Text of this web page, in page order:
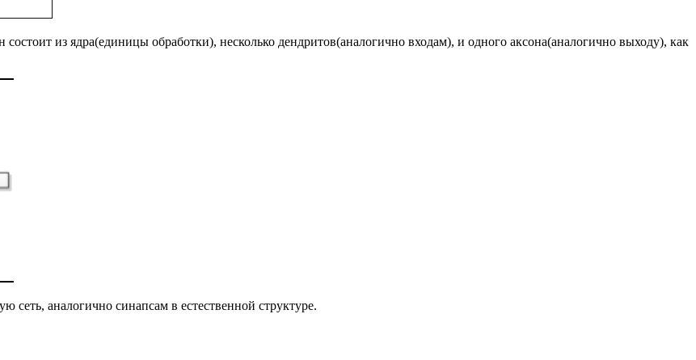
из ядра(единицы обработки), несколько дендритов(аналогично входам), и одного аксона(аналогично выходу), как
аналогично синапсам в естественной структуре.